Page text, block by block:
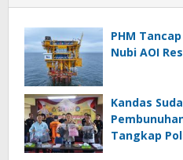
PHM
Nubi AOI
Kandas
Tangkap